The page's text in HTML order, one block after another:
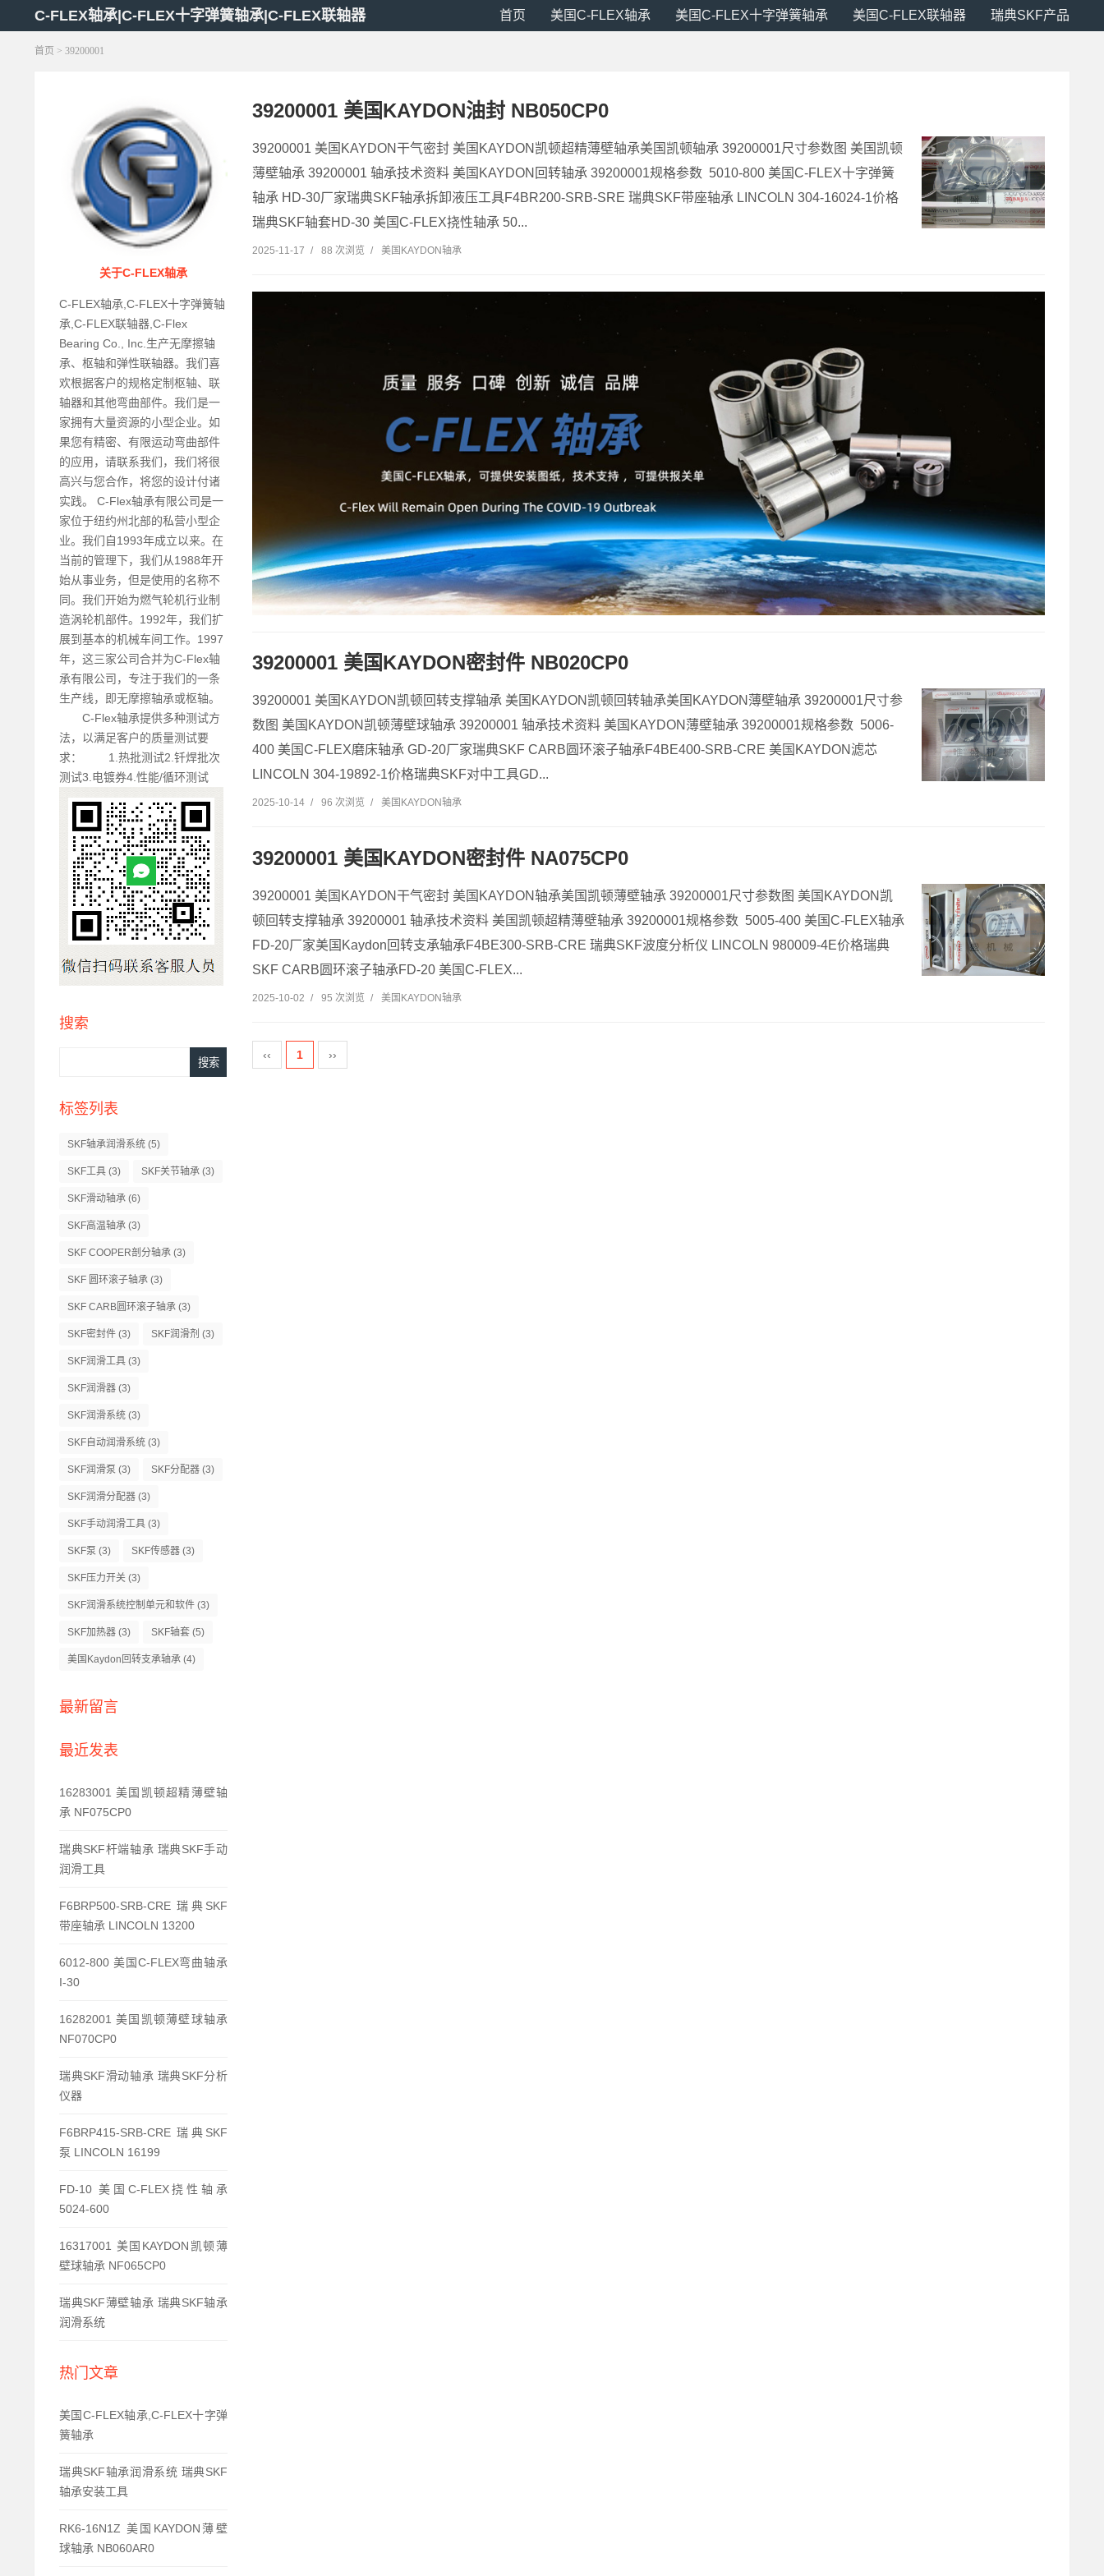
C-FLEX轴承|C-FLEX十字弹簧轴承|C-FLEX联轴器 首页 美国C-FLEX轴承 美国C-FLEX十字弹簧轴承 美国C-FLEX联轴器 瑞典SKF产品
首页 > 39200001
关于C-FLEX轴承
C-FLEX轴承,C-FLEX十字弹簧轴
承,C-FLEX联轴器,C-Flex
Bearing Co., Inc.生产无摩擦轴
承、枢轴和弹性联轴器。我们喜
欢根据客户的规格定制枢轴、联
轴器和其他弯曲部件。我们是一
家拥有大量资源的小型企业。如
果您有精密、有限运动弯曲部件
的应用，请联系我们，我们将很
高兴与您合作，将您的设计付诸
实践。 C-Flex轴承有限公司是一
家位于纽约州北部的私营小型企
业。我们自1993年成立以来。在
当前的管理下，我们从1988年开
始从事业务，但是使用的名称不
同。我们开始为燃气轮机行业制
造涡轮机部件。1992年，我们扩
展到基本的机械车间工作。1997
年，这三家公司合并为C-Flex轴
承有限公司，专注于我们的一条
生产线，即无摩擦轴承或枢轴。
C-Flex轴承提供多种测试方
法，以满足客户的质量测试要
求： 1.热批测试2.钎焊批次
测试3.电镀券4.性能/循环测试
搜索
标签列表
SKF轴承润滑系统 (5)
SKF工具 (3) SKF关节轴承 (3)
SKF滑动轴承 (6)
SKF高温轴承 (3)
SKF COOPER剖分轴承 (3)
SKF 圆环滚子轴承 (3)
SKF CARB圆环滚子轴承 (3)
SKF密封件 (3) SKF润滑剂 (3)
SKF润滑工具 (3)
SKF润滑器 (3)
SKF润滑系统 (3)
SKF自动润滑系统 (3)
SKF润滑泵 (3) SKF分配器 (3)
SKF润滑分配器 (3)
SKF手动润滑工具 (3)
SKF泵 (3) SKF传感器 (3)
SKF压力开关 (3)
SKF润滑系统控制单元和软件 (3)
SKF加热器 (3) SKF轴套 (5)
美国Kaydon回转支承轴承 (4)
最新留言
最近发表
16283001 美国凯顿超精薄壁轴
承 NF075CP0
瑞典SKF杆端轴承 瑞典SKF手动
润滑工具
F6BRP500-SRB-CRE 瑞典SKF
带座轴承 LINCOLN 13200
6012-800 美国C-FLEX弯曲轴承
I-30
16282001 美国凯顿薄壁球轴承
NF070CP0
瑞典SKF滑动轴承 瑞典SKF分析
仪器
F6BRP415-SRB-CRE 瑞典SKF
泵 LINCOLN 16199
FD-10 美国C-FLEX挠性轴承
5024-600
16317001 美国KAYDON凯顿薄
壁球轴承 NF065CP0
瑞典SKF薄壁轴承 瑞典SKF轴承
润滑系统
热门文章
美国C-FLEX轴承,C-FLEX十字弹
簧轴承
瑞典SKF轴承润滑系统 瑞典SKF
轴承安装工具
RK6-16N1Z 美国KAYDON薄壁
球轴承 NB060AR0
39200001 美国KAYDON油封 NB050CP0
39200001 美国KAYDON干气密封 美国KAYDON凯顿超精薄壁轴承美国凯顿轴承 39200001尺寸参数图 美国凯顿
薄壁轴承 39200001 轴承技术资料 美国KAYDON回转轴承 39200001规格参数 5010-800 美国C-FLEX十字弹簧
轴承 HD-30厂家瑞典SKF轴承拆卸液压工具F4BR200-SRB-SRE 瑞典SKF带座轴承 LINCOLN 304-16024-1价格
瑞典SKF轴套HD-30 美国C-FLEX挠性轴承 50...
2025-11-17 / 88 次浏览 / 美国KAYDON轴承
39200001 美国KAYDON密封件 NB020CP0
39200001 美国KAYDON凯顿回转支撑轴承 美国KAYDON凯顿回转轴承美国KAYDON薄壁轴承 39200001尺寸参
数图 美国KAYDON凯顿薄壁球轴承 39200001 轴承技术资料 美国KAYDON薄壁轴承 39200001规格参数 5006-
400 美国C-FLEX磨床轴承 GD-20厂家瑞典SKF CARB圆环滚子轴承F4BE400-SRB-CRE 美国KAYDON滤芯
LINCOLN 304-19892-1价格瑞典SKF对中工具GD...
2025-10-14 / 96 次浏览 / 美国KAYDON轴承
39200001 美国KAYDON密封件 NA075CP0
39200001 美国KAYDON干气密封 美国KAYDON轴承美国凯顿薄壁轴承 39200001尺寸参数图 美国KAYDON凯
顿回转支撑轴承 39200001 轴承技术资料 美国凯顿超精薄壁轴承 39200001规格参数 5005-400 美国C-FLEX轴承
FD-20厂家美国Kaydon回转支承轴承F4BE300-SRB-CRE 瑞典SKF波度分析仪 LINCOLN 980009-4E价格瑞典
SKF CARB圆环滚子轴承FD-20 美国C-FLEX...
2025-10-02 / 95 次浏览 / 美国KAYDON轴承
‹‹ 1 ››